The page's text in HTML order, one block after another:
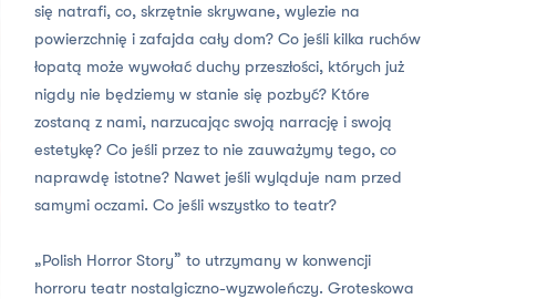
się natrafi, co, skrzętnie skrywane, wylezie na
powierzchnię i zafajda cały dom? Co jeśli kilka ruchów
łopatą może wywołać duchy przeszłości, których już
nigdy nie będziemy w stanie się pozbyć? Które
zostaną z nami, narzucając swoją narrację i swoją
estetykę? Co jeśli przez to nie zauważymy tego, co
naprawdę istotne? Nawet jeśli wyląduje nam przed
samymi oczami. Co jeśli wszystko to teatr?
„Polish Horror Story” to utrzymany w konwencji
horroru teatr nostalgiczno-wyzwoleńczy. Groteskowa